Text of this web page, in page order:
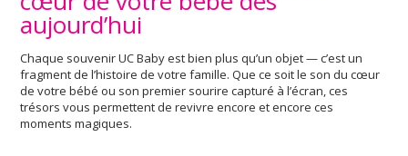
aujourd’hui
Chaque souvenir UC Baby est bien plus qu’un objet — c’est un
fragment de l’histoire de votre famille. Que ce soit le son du cœur
de votre bébé ou son premier sourire capturé à l’écran, ces
trésors vous permettent de revivre encore et encore ces
moments magiques.